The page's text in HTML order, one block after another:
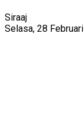
Siraaj
Selasa, 28